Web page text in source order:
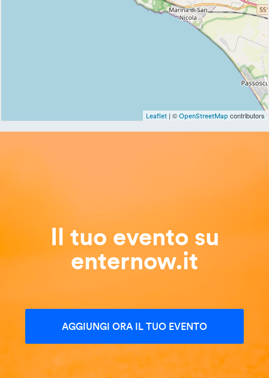
Leaflet | © OpenStreetMap contributors
Il tuo evento su
enternow.it
AGGIUNGI ORA IL TUO EVENTO